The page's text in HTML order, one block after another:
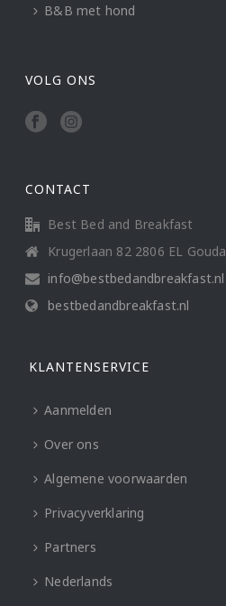
B&B met hond
VOLG ONS
CONTACT
Best Bed and Breakfast
Krugerlaan 82 2806 EL Gouda
info@bestbedandbreakfast.nl
bestbedandbreakfast.nl
KLANTENSERVICE
Aanmelden
Over ons
Algemene voorwaarden
Privacyverklaring
Partners
Nederlands